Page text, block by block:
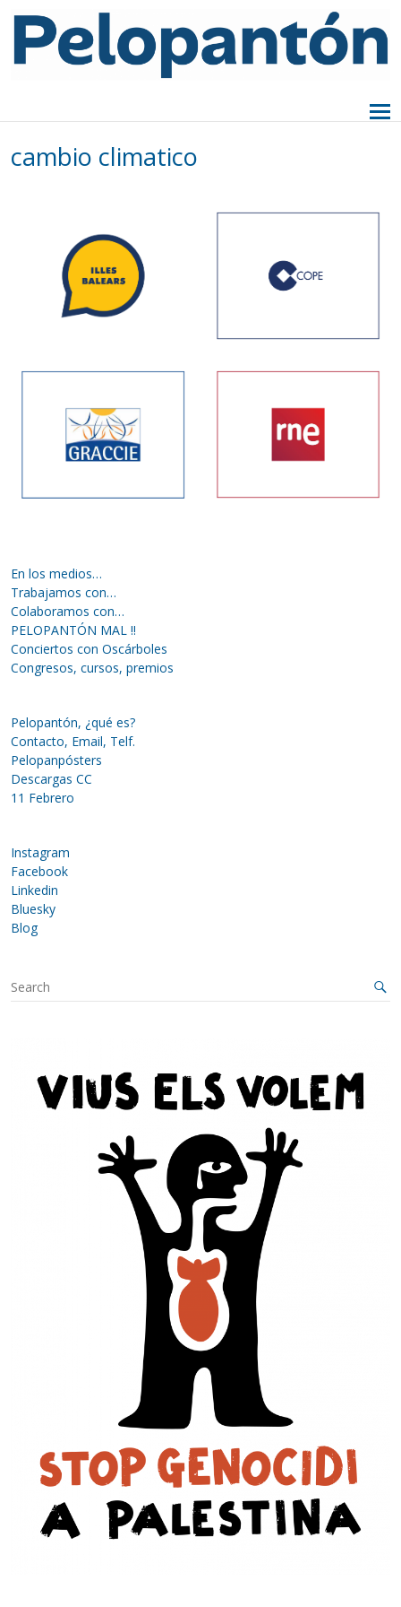
cambio climatico
En los medios…
Trabajamos con…
Colaboramos con…
PELOPANTÓN MAL !!
Conciertos con Oscárboles
Congresos, cursos, premios
Pelopantón, ¿qué es?
Contacto, Email, Telf.
Pelopanpósters
Descargas CC
11 Febrero
Instagram
Facebook
Linkedin
Bluesky
Blog
S
e